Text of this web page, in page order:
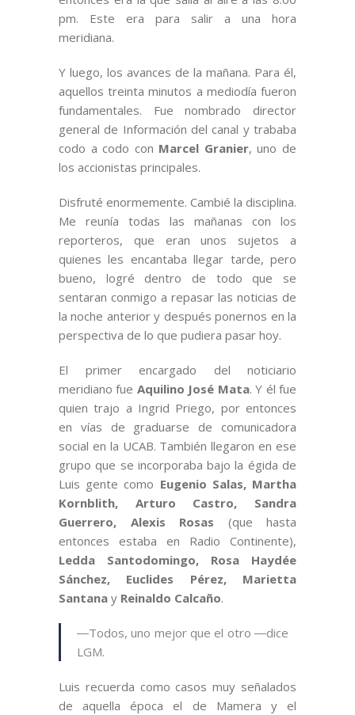
pm. Este era para salir a una hora
meridiana.
Y luego, los avances de la mañana. Para él,
aquellos treinta minutos a mediodía fueron
fundamentales. Fue nombrado director
general de Información del canal y trababa
codo a codo con Marcel Granier, uno de
los accionistas principales.
Disfruté enormemente. Cambié la disciplina.
Me reunía todas las mañanas con los
reporteros, que eran unos sujetos a
quienes les encantaba llegar tarde, pero
bueno, logré dentro de todo que se
sentaran conmigo a repasar las noticias de
la noche anterior y después ponernos en la
perspectiva de lo que pudiera pasar hoy.
El primer encargado del noticiario
meridiano fue Aquilino José Mata. Y él fue
quien trajo a Ingrid Priego, por entonces
en vías de graduarse de comunicadora
social en la UCAB. También llegaron en ese
grupo que se incorporaba bajo la égida de
Luis gente como Eugenio Salas, Martha
Kornblith, Arturo Castro, Sandra
Guerrero, Alexis Rosas (que hasta
entonces estaba en Radio Continente),
Ledda Santodomingo, Rosa Haydée
Sánchez, Euclides Pérez, Marietta
Santana y Reinaldo Calcaño.
―Todos, uno mejor que el otro ―dice
LGM.
Luis recuerda como casos muy señalados
de aquella época el de Mamera y el